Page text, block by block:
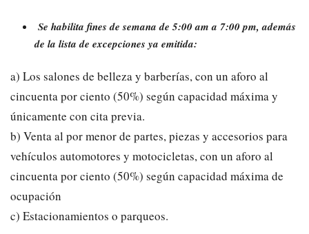
Se habilita fines de semana de 5:00 am a 7:00 pm, además
de la lista de excepciones ya emitida:
a) Los salones de belleza y barberías, con un aforo al
cincuenta por ciento (50%) según capacidad máxima y
únicamente con cita previa.
b) Venta al por menor de partes, piezas y accesorios para
vehículos automotores y motocicletas, con un aforo al
cincuenta por ciento (50%) según capacidad máxima de
ocupación
c) Estacionamientos o parqueos.